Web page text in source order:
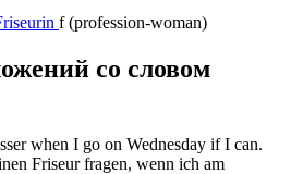
f (profession-woman)
со словом
when I go on Wednesday if I can.
Friseurfragen, wenn ich am